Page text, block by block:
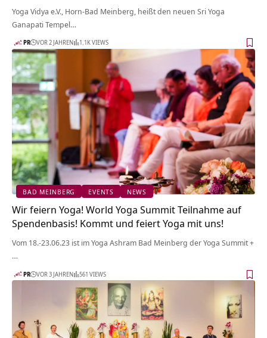
Yoga Vidya e.V., Horn-Bad Meinberg, heißt den neuen Sri Yoga
Ganapati Tempel…
PR VOR 2 JAHREN 1.1K VIEWS
BAD MEINBERG EVENTS NEWS
Wir feiern Yoga! World Yoga Summit Teilnahme auf
Spendenbasis! Kommt und feiert Yoga mit uns!
Vom 18.-23.06.23 ist im Yoga Ashram Bad Meinberg der Yoga Summit +
…
PR VOR 3 JAHREN 561 VIEWS